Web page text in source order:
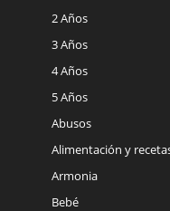
2 Años
3 Años
4 Años
5 Años
Abusos
Alimentación y
Armonia
Bebé